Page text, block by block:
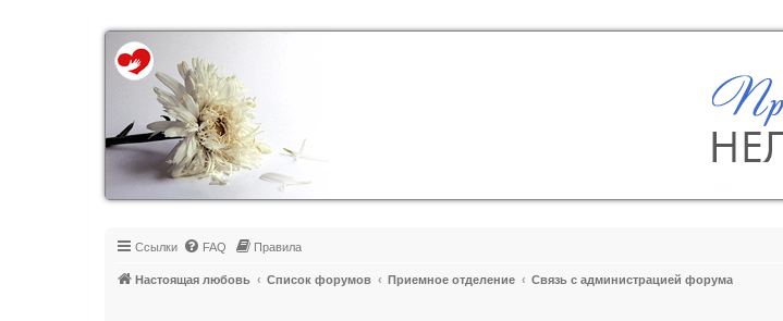
Регистрация
Ссылки FAQ Правила
Настоящая любовь Список форумов Приемное отделение Связь с администрацией форума